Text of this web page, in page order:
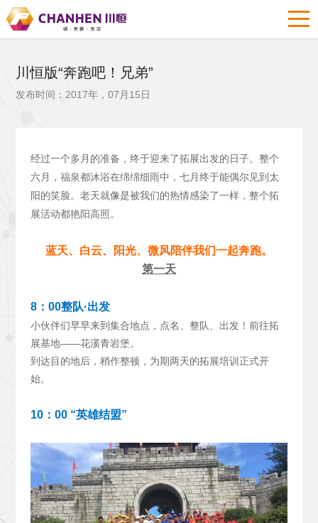
川恒版“奔跑吧！兄弟”
发布时间：2017年，07月15日
经过一个多月的准备，终于迎来了拓展出发的日子。整个
六月，福泉都沐浴在绵绵细雨中，七月终于能偶尔见到太
阳的笑脸。老天就像是被我们的热情感染了一样，整个拓
展活动都艳阳高照。
蓝天、白云、阳光、微风陪伴我们一起奔跑。
第一天
8：00整队·出发
小伙伴们早早来到集合地点，点名、整队、出发！前往拓
展基地——花溪青岩堡。
到达目的地后，稍作整顿，为期两天的拓展培训正式开
始。
10：00 “英雄结盟”